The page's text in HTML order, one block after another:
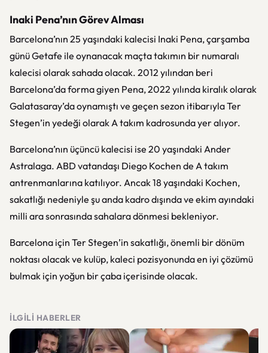
Inaki Pena’nın Görev Alması
Barcelona’nın 25 yaşındaki kalecisi Inaki Pena, çarşamba
günü Getafe ile oynanacak maçta takımın bir numaralı
kalecisi olarak sahada olacak. 2012 yılından beri
Barcelona’da forma giyen Pena, 2022 yılında kiralık olarak
Galatasaray’da oynamıştı ve geçen sezon itibarıyla Ter
Stegen’in yedeği olarak A takım kadrosunda yer alıyor.
Barcelona’nın üçüncü kalecisi ise 20 yaşındaki Ander
Astralaga. ABD vatandaşı Diego Kochen de A takım
antrenmanlarına katılıyor. Ancak 18 yaşındaki Kochen,
sakatlığı nedeniyle şu anda kadro dışında ve ekim ayındaki
milli ara sonrasında sahalara dönmesi bekleniyor.
Barcelona için Ter Stegen’in sakatlığı, önemli bir dönüm
noktası olacak ve kulüp, kaleci pozisyonunda en iyi çözümü
bulmak için yoğun bir çaba içerisinde olacak.
İLGILI HABERLER